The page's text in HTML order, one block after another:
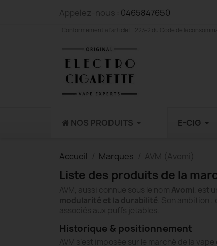
Appelez-nous : 0465847650
Conformément à l'article L. 223-2 du Code de la
NOS PRODUITS E-CIG
Accueil Marques AVM (Avomi)
Liste des produits de la
AVM, aussi connue sous le nom Avomi, est
modularité et la durabilité . Son ambition
associés aux puffs jetables.
Historique & positionnement
AVM s’est imposée sur le marché de la